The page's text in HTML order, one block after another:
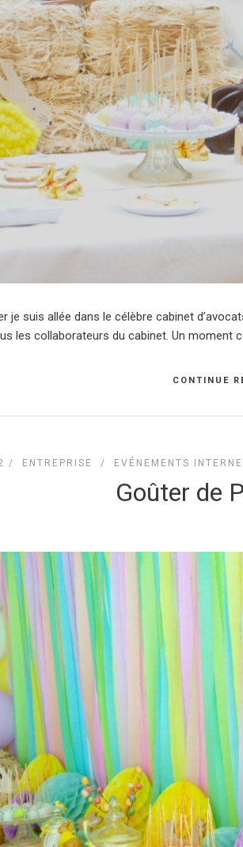
je suis allée dans le célèbre cabinet
les collaborateurs du cabinet. Un moment
CONTINUE
/ ENTREPRISE / EVÉNEMENTS
Goûter de